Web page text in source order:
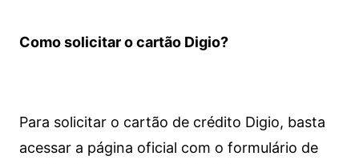
Como solicitar o cartão Digio?
Para solicitar o cartão de crédito Digio, basta
acessar a página oficial com o formulário de